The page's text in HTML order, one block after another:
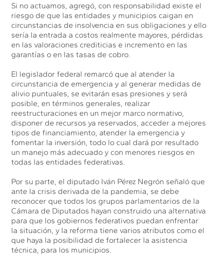
Si no actuamos, agregó, con responsabilidad existe el
riesgo de que las entidades y municipios caigan en
circunstancias de insolvencia en sus obligaciones y ello
sería la entrada a costos realmente mayores, pérdidas
en las valoraciones crediticias e incremento en las
garantías o en las tasas de cobro.
El legislador federal remarcó que al atender la
circunstancia de emergencia y al generar medidas de
alivio puntuales, se evitarán esas presiones y será
posible, en términos generales, realizar
reestructuraciones en un mejor marco normativo,
disponer de recursos ya reservados, acceder a mejores
tipos de financiamiento, atender la emergencia y
fomentar la inversión, todo lo cual dará por resultado
un manejo más adecuado y con menores riesgos en
todas las entidades federativas.
Por su parte, el diputado Iván Pérez Negrón señaló que
ante la crisis derivada de la pandemia, se debe
reconocer que todos los grupos parlamentarios de la
Cámara de Diputados hayan construido una alternativa
para que los gobiernos federativos puedan enfrentar
la situación, y la reforma tiene varios atributos como el
que haya la posibilidad de fortalecer la asistencia
técnica, para los municipios.